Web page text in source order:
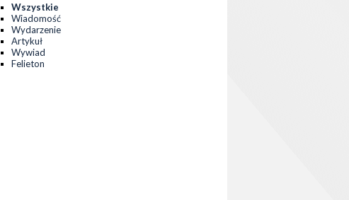
Wszystkie
Wiadomość
Wydarzenie
Artykuł
Wywiad
Felieton